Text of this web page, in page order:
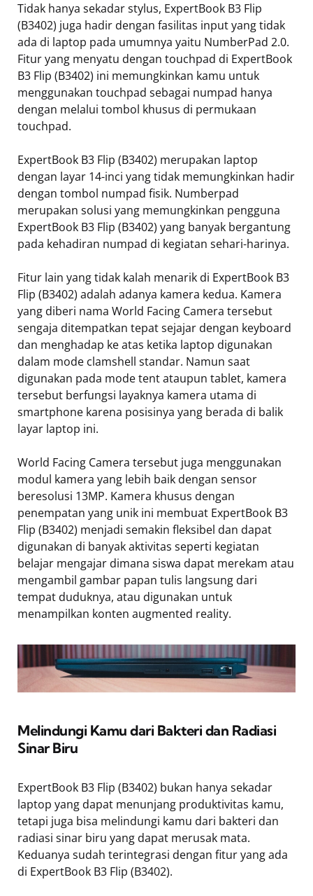
Tidak hanya sekadar stylus, ExpertBook B3 Flip
(B3402) juga hadir dengan fasilitas input yang tidak
ada di laptop pada umumnya yaitu NumberPad 2.0.
Fitur yang menyatu dengan touchpad di ExpertBook
B3 Flip (B3402) ini memungkinkan kamu untuk
menggunakan touchpad sebagai numpad hanya
dengan melalui tombol khusus di permukaan
touchpad.
ExpertBook B3 Flip (B3402) merupakan laptop
dengan layar 14-inci yang tidak memungkinkan hadir
dengan tombol numpad fisik. Numberpad
merupakan solusi yang memungkinkan pengguna
ExpertBook B3 Flip (B3402) yang banyak bergantung
pada kehadiran numpad di kegiatan sehari-harinya.
Fitur lain yang tidak kalah menarik di ExpertBook B3
Flip (B3402) adalah adanya kamera kedua. Kamera
yang diberi nama World Facing Camera tersebut
sengaja ditempatkan tepat sejajar dengan keyboard
dan menghadap ke atas ketika laptop digunakan
dalam mode clamshell standar. Namun saat
digunakan pada mode tent ataupun tablet, kamera
tersebut berfungsi layaknya kamera utama di
smartphone karena posisinya yang berada di balik
layar laptop ini.
World Facing Camera tersebut juga menggunakan
modul kamera yang lebih baik dengan sensor
beresolusi 13MP. Kamera khusus dengan
penempatan yang unik ini membuat ExpertBook B3
Flip (B3402) menjadi semakin fleksibel dan dapat
digunakan di banyak aktivitas seperti kegiatan
belajar mengajar dimana siswa dapat merekam atau
mengambil gambar papan tulis langsung dari
tempat duduknya, atau digunakan untuk
menampilkan konten augmented reality.
Melindungi Kamu dari Bakteri dan Radiasi
Sinar Biru
ExpertBook B3 Flip (B3402) bukan hanya sekadar
laptop yang dapat menunjang produktivitas kamu,
tetapi juga bisa melindungi kamu dari bakteri dan
radiasi sinar biru yang dapat merusak mata.
Keduanya sudah terintegrasi dengan fitur yang ada
di ExpertBook B3 Flip (B3402).